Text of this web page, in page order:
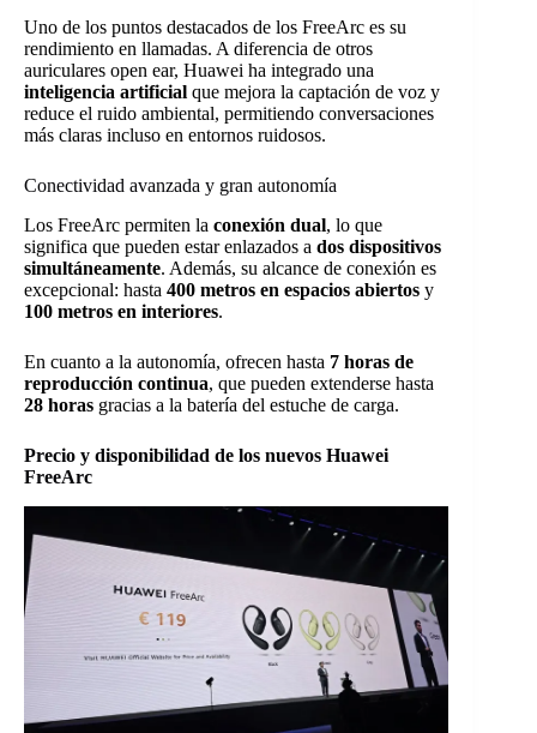
Uno de los puntos destacados de los FreeArc es su
rendimiento en llamadas. A diferencia de otros
auriculares open ear, Huawei ha integrado una
inteligencia artificial que mejora la captación de voz y
reduce el ruido ambiental, permitiendo conversaciones
más claras incluso en entornos ruidosos.
Conectividad avanzada y gran autonomía
Los FreeArc permiten la conexión dual, lo que
significa que pueden estar enlazados a dos dispositivos
simultáneamente. Además, su alcance de conexión es
excepcional: hasta 400 metros en espacios abiertos y
100 metros en interiores.
En cuanto a la autonomía, ofrecen hasta 7 horas de
reproducción continua, que pueden extenderse hasta
28 horas gracias a la batería del estuche de carga.
Precio y disponibilidad de los nuevos Huawei
FreeArc